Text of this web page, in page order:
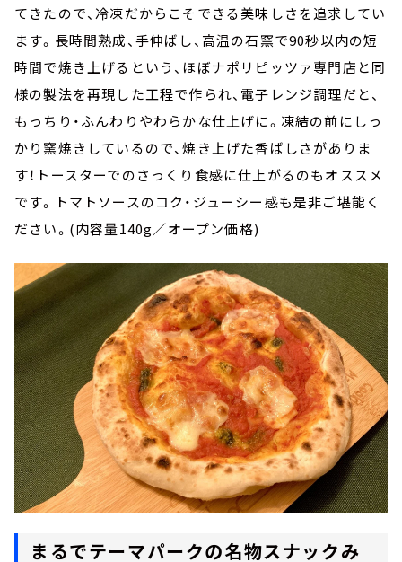
てきたので、冷凍だからこそできる美味しさを追求してい
ます。長時間熟成、手伸ばし、高温の石窯で90秒以内の短
時間で焼き上げるという、ほぼナポリピッツァ専門店と同
様の製法を再現した工程で作られ、電子レンジ調理だと、
もっちり・ふんわりやわらかな仕上げに。凍結の前にしっ
かり窯焼きしているので、焼き上げた香ばしさがありま
す！トースターでのさっくり食感に仕上がるのもオススメ
です。トマトソースのコク・ジューシー感も是非ご堪能く
ださい。(内容量140g／オープン価格)
まるでテーマパークの名物スナックみ